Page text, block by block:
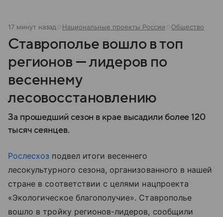
17 минут назад Национальные проекты России Общество
Ставрополье вошло в топ
регионов — лидеров по
весеннему
лесовосстановлению
За прошедший сезон в крае высадили более 120
тысяч сеянцев.
Рослесхоз подвел итоги весеннего
лесокультурного сезона, организованного в нашей
стране в соответствии с целями нацпроекта
«Экологическое благополучие». Ставрополье
вошло в тройку регионов-лидеров, сообщили